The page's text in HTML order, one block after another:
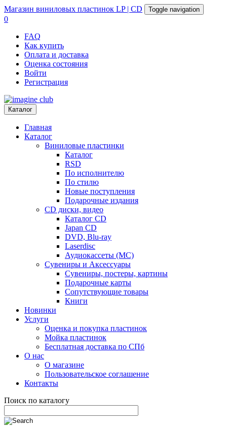
Магазин виниловых пластинок LP | CD Toggle navigation
0
FAQ
Как купить
Оплата и доставка
Оценка состояния
Войти
Регистрация
Каталог
Главная
Каталог
Виниловые пластинки
Каталог
RSD
По исполнителю
По стилю
Новые поступления
Подарочные издания
CD диски, видео
Каталог CD
Japan CD
DVD, Blu-ray
Laserdisc
Аудиокассеты (MC)
Сувениры и Аксессуары
Сувениры, постеры, картины
Подарочные карты
Сопутствующие товары
Книги
Новинки
Услуги
Оценка и покупка пластинок
Мойка пластинок
Бесплатная доставка по СПб
О нас
О магазине
Пользовательское соглашение
Контакты
Поиск по каталогу